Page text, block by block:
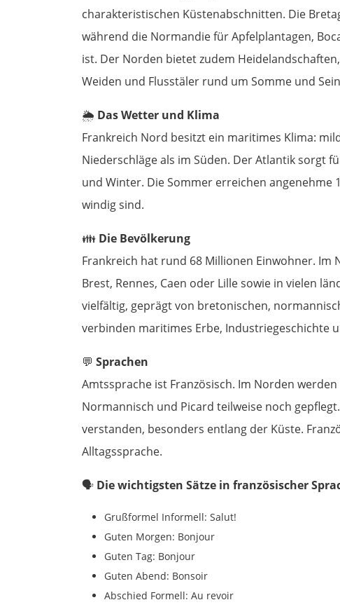
charakteristischen Küstenabschnitten. Die
während die Normandie für Apfelplantagen,
ist. Der Norden bietet zudem
Weiden und Flusstäler rund um Somme und
🌦️ Das Wetter und Klima
Frankreich Nord besitzt ein maritimes Klima:
Niederschläge als im Süden. Der Atlantik sorgt
und Winter. Die Sommer erreichen angenehme
windig sind.
👪 Die Bevölkerung
Frankreich hat rund 68 Millionen Einwohner.
Brest, Rennes, Caen oder Lille sowie in vielen
vielfältig, geprägt von bretonischen,
verbinden maritimes Erbe, Industriegeschichte
💬 Sprachen
Amtssprache ist Französisch. Im Norden
Normannisch und Picard teilweise noch
verstanden, besonders entlang der Küste.
Alltagssprache.
🗣️ Die wichtigsten Sätze in französischer
Grußformel Informell: Salut!
Guten Morgen: Bonjour
Guten Tag: Bonjour
Guten Abend: Bonsoir
Abschied Formell: Au revoir